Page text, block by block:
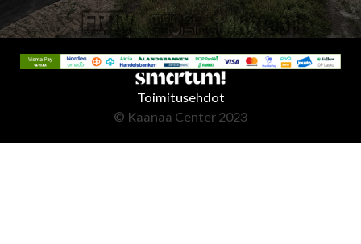
Toimitusehdot
© Kaanaa Center 2023